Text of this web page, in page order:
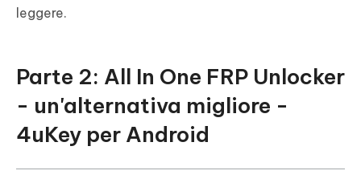
leggere.
Parte 2: All In One FRP Unlocker
- un'alternativa migliore -
4uKey per Android